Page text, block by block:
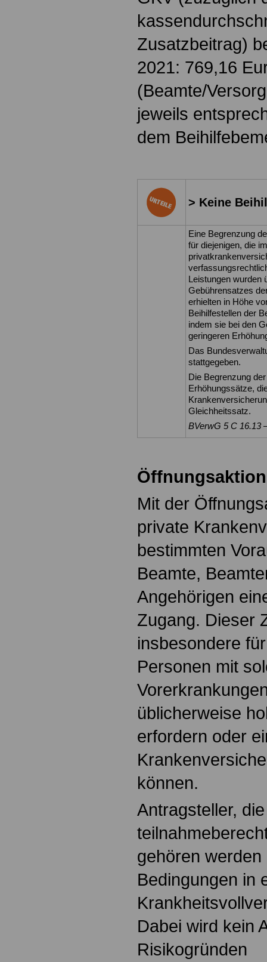
Zusatzbeitrag)
2021: 769,16
(Beamte/
jeweils
dem
> Keine
Eine Begrenzung
für diejenigen, die
Leistungen wurden
Gebührensatzes
erhielten in Höhe
Beihilfestellen der
indem sie bei den
geringeren
Das
stattgegeben.
Die Begrenzung
Erhöhungssätze,
Gleichheitssatz.
BVerwG 5 C 16.13
Mit der
private
bestimmten
Beamte,
Angehörigen
Zugang. Dieser
insbesondere für
Personen mit
üblicherweise
erfordern oder
können.
Antragsteller,
gehören
Bedingungen in
Dabei wird kein
Risikogründen